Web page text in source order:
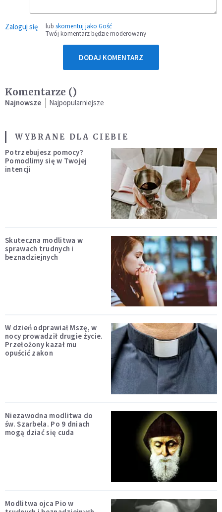
Zaloguj się lub skomentuj jako Gość
Twój komentarz będzie moderowany
DODAJ KOMENTARZ
Komentarze ()
Najnowsze Najpopularniejsze
WYBRANE DLA CIEBIE
Potrzebujesz pomocy?
Pomodlimy się w Twojej
intencji
Skuteczna modlitwa w
sprawach trudnych i
beznadziejnych
W dzień odprawiał Mszę, w
nocy prowadził drugie życie.
Przełożony kazał mu
opuścić zakon
Niezawodna modlitwa do
św. Szarbela. Po 9 dniach
mogą dziać się cuda
Modlitwa ojca Pio w